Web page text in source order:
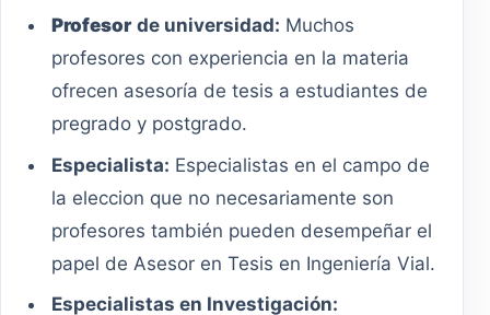
Profesor de universidad: Muchos
profesores con experiencia en la materia
ofrecen asesoría de tesis a estudiantes de
pregrado y postgrado.
Especialista: Especialistas en el campo de
la eleccion que no necesariamente son
profesores también pueden desempeñar el
papel de Asesor en Tesis en Ingeniería Vial.
Especialistas en Investigación: